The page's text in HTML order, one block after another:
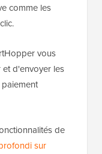
comme les
vous
d'envoyer les
de
sur